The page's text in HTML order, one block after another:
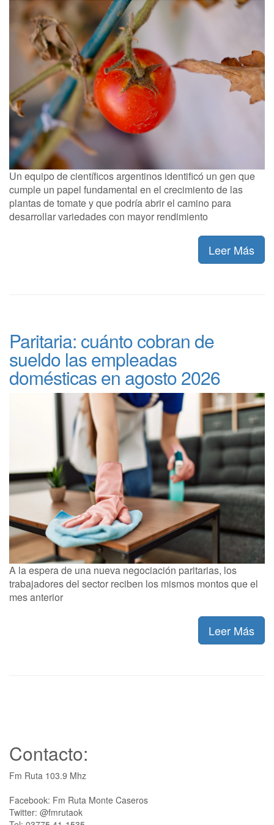
Un equipo de científicos argentinos identificó un gen que
cumple un papel fundamental en el crecimiento de las
plantas de tomate y que podría abrir el camino para
desarrollar variedades con mayor rendimiento
Leer Más
Paritaria: cuánto cobran de
sueldo las empleadas
domésticas en agosto 2026
A la espera de una nueva negociación paritarias, los
trabajadores del sector reciben los mismos montos que el
mes anterior
Leer Más
Contacto:
Fm Ruta 103.9 Mhz
Facebook: Fm Ruta Monte Caseros
Twitter: @fmrutaok